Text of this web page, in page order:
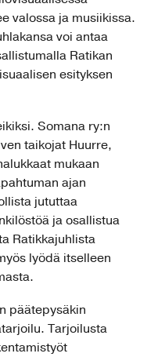
valossa ja musiikissa.
voi antaa
Ratikan
esityksen
Somana ry:n
taikojat Huurre,
mukaan
ajan
jututtaa
ja osallistua
Ratikkajuhlista
lyödä itselleen
päätepysäkin
Tarjoilusta